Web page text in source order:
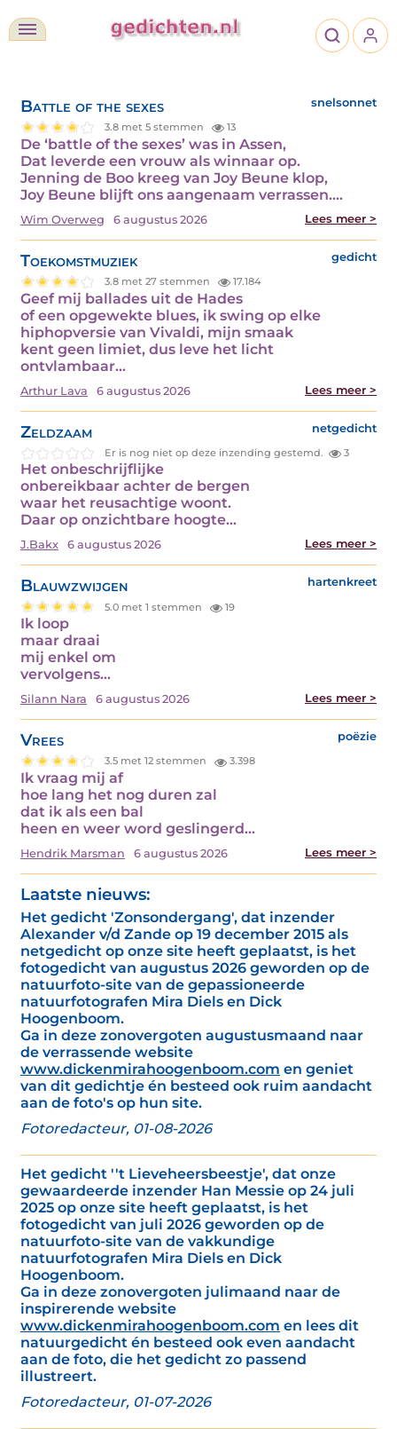
Battle of the sexes snelsonnet
3.8 met 5 stemmen 13
De ‘battle of the sexes’ was in Assen,
Dat leverde een vrouw als winnaar op.
Jenning de Boo kreeg van Joy Beune klop,
Joy Beune blijft ons aangenaam verrassen.…
Wim Overweg 6 augustus 2026 Lees meer >
Toekomstmuziek gedicht
3.8 met 27 stemmen 17.184
Geef mij ballades uit de Hades
of een opgewekte blues, ik swing op elke
hiphopversie van Vivaldi, mijn smaak
kent geen limiet, dus leve het licht
ontvlambaar…
Arthur Lava 6 augustus 2026 Lees meer >
Zeldzaam netgedicht
Er is nog niet op deze inzending gestemd. 3
Het onbeschrijflijke
onbereikbaar achter de bergen
waar het reusachtige woont.
Daar op onzichtbare hoogte…
J.Bakx 6 augustus 2026 Lees meer >
Blauwzwijgen hartenkreet
5.0 met 1 stemmen 19
Ik loop
maar draai
mij enkel om
vervolgens…
Silann Nara 6 augustus 2026 Lees meer >
Vrees poëzie
3.5 met 12 stemmen 3.398
Ik vraag mij af
hoe lang het nog duren zal
dat ik als een bal
heen en weer word geslingerd…
Hendrik Marsman 6 augustus 2026 Lees meer >
Laatste nieuws:
Het gedicht 'Zonsondergang', dat inzender
Alexander v/d Zande op 19 december 2015 als
netgedicht op onze site heeft geplaatst, is het
fotogedicht van augustus 2026 geworden op de
natuurfoto-site van de gepassioneerde
natuurfotografen Mira Diels en Dick
Hoogenboom.
Ga in deze zonovergoten augustusmaand naar
de verrassende website
www.dickenmirahoogenboom.com en geniet
van dit gedichtje én besteed ook ruim aandacht
aan de foto's op hun site.
Fotoredacteur, 01-08-2026
Het gedicht ''t Lieveheersbeestje', dat onze
gewaardeerde inzender Han Messie op 24 juli
2025 op onze site heeft geplaatst, is het
fotogedicht van juli 2026 geworden op de
natuurfoto-site van de vakkundige
natuurfotografen Mira Diels en Dick
Hoogenboom.
Ga in deze zonovergoten julimaand naar de
inspirerende website
www.dickenmirahoogenboom.com en lees dit
natuurgedicht én besteed ook even aandacht
aan de foto, die het gedicht zo passend
illustreert.
Fotoredacteur, 01-07-2026